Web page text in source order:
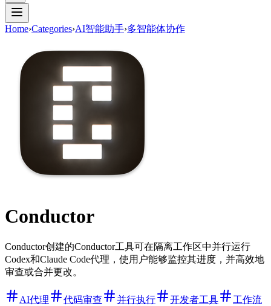
Home›Categories›AI智能助手›多智能体协作
Conductor
Conductor创建的Conductor工具可在隔离工作区中并行运行
Codex和Claude Code代理，使用户能够监控其进度，并高效地
审查或合并更改。
AI代理 代码审查 并行执行 开发者工具
工作流